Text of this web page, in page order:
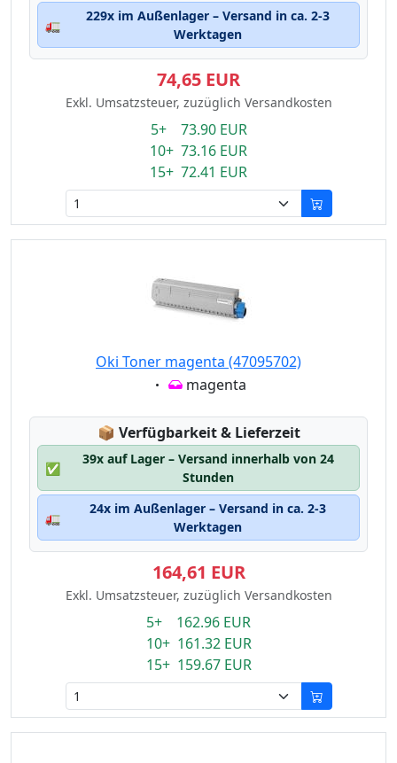
🚛
229x im Außenlager – Versand in ca. 2-3
Werktagen
74,65 EUR
Exkl. Umsatzsteuer, zuzüglich Versandkosten
5+ 73.90 EUR
10+ 73.16 EUR
15+ 72.41 EUR
Oki Toner magenta (47095702)
Eigenschaft:
magenta
📦 Lagerstatus:
Verfügbarkeit & Lieferzeit
✅
39x auf Lager – Versand innerhalb von 24
Stunden
🚛
24x im Außenlager – Versand in ca. 2-3
Werktagen
164,61 EUR
Exkl. Umsatzsteuer, zuzüglich Versandkosten
5+ 162.96 EUR
10+ 161.32 EUR
15+ 159.67 EUR